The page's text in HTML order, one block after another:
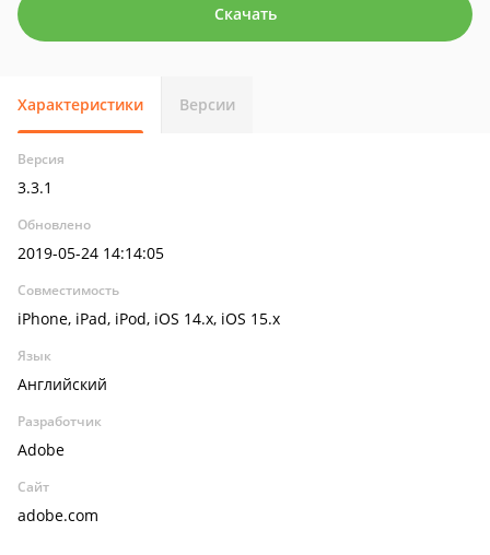
Скачать
Характеристики Версии
Версия
3.3.1
Обновлено
2019-05-24 14:14:05
Совместимость
iPhone, iPad, iPod, iOS 14.x, iOS 15.x
Язык
Английский
Разработчик
Adobe
Сайт
adobe.com